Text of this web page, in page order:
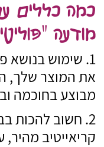
כמה כללים
מודעה
שימוש בנושא
את המוצר שלך,
מבוצע בחוכמה
חשוב להכות
קריאייטיב מהיר,